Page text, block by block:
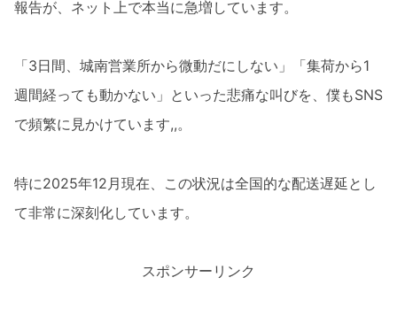
報告が、ネット上で本当に急増しています。
「3日間、城南営業所から微動だにしない」「集荷から1
週間経っても動かない」といった悲痛な叫びを、僕もSNS
で頻繁に見かけています,,。
特に2025年12月現在、この状況は全国的な配送遅延とし
て非常に深刻化しています。
スポンサーリンク